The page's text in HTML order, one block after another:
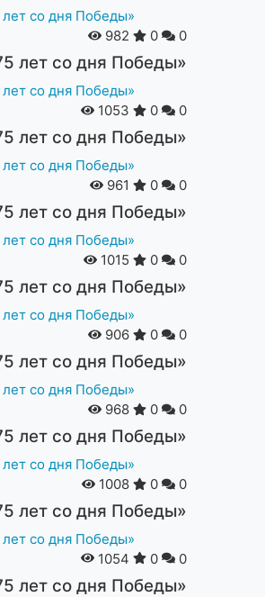
982 0 0
лет со дня Победы»
1053 0 0
лет со дня Победы»
961 0 0
лет со дня Победы»
1015 0 0
лет со дня Победы»
906 0 0
лет со дня Победы»
968 0 0
лет со дня Победы»
1008 0 0
лет со дня Победы»
1054 0 0
лет со дня Победы»